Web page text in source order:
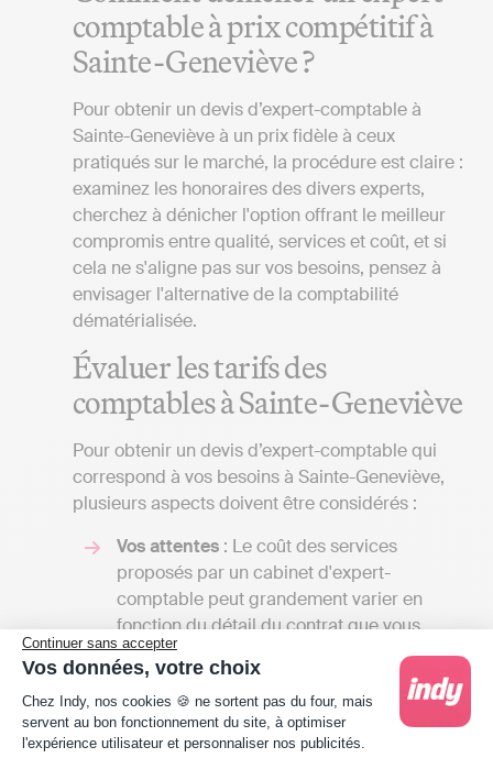
Continuer sans accepter
Vos données, votre choix
Plateforme de Gestion du Consentement :
Chez Indy, nos cookies 🍪 ne sortent pas du four, mais
servent au bon fonctionnement du site, à optimiser
l'expérience utilisateur et personnaliser nos publicités.
comptable à prix compétitif à
Sainte-Geneviève ?
Pour obtenir un devis d’expert-comptable à
Sainte-Geneviève à un prix fidèle à ceux
pratiqués sur le marché, la procédure est claire :
examinez les honoraires des divers experts,
cherchez à dénicher l'option offrant le meilleur
compromis entre qualité, services et coût, et si
cela ne s'aligne pas sur vos besoins, pensez à
envisager l'alternative de la comptabilité
dématérialisée.
Évaluer les tarifs des
comptables à Sainte-Geneviève
Pour obtenir un devis d’expert-comptable qui
correspond à vos besoins à Sainte-Geneviève,
plusieurs aspects doivent être considérés :
Vos attentes : Le coût des services
proposés par un cabinet d'expert-
comptable peut grandement varier en
fonction du détail du contrat que vous
établirez avec eux. L'étendue des services
qu'un cabinet d’expert-comptable peut
proposer est vaste, et le prix sera fonction
du nombre de tâches qu'il assurera pour